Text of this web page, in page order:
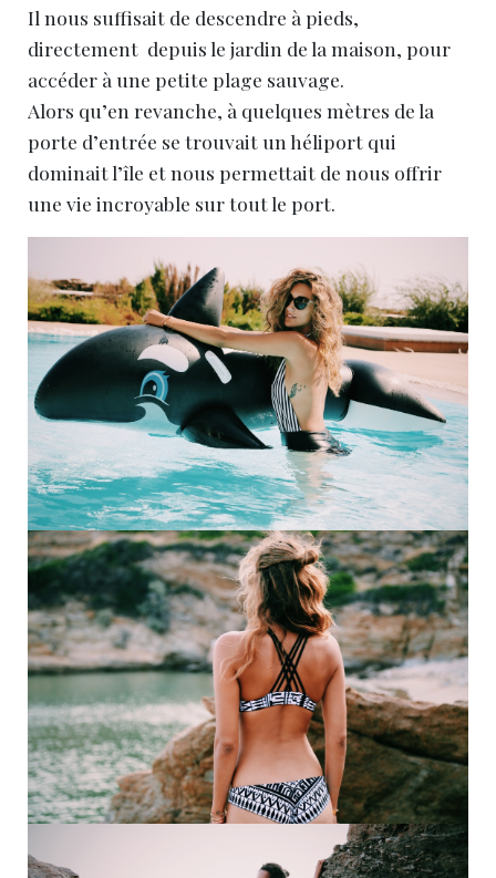
Il nous suffisait de descendre à pieds,
directement depuis le jardin de la maison, pour
accéder à une petite plage sauvage.
Alors qu’en revanche, à quelques mètres de la
porte d’entrée se trouvait un héliport qui
dominait l’île et nous permettait de nous offrir
une vie incroyable sur tout le port.